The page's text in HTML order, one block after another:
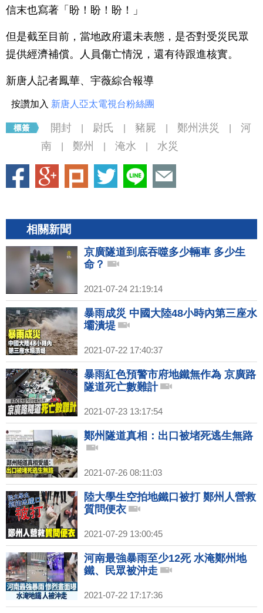
信末也寫著「盼！盼！盼！」
但是截至目前，當地政府還未表態，是否對受災民眾
提供經濟補償。人員傷亡情況，還有待跟進核實。
新唐人記者鳳華、宇薇綜合報導
按讚加入 新唐人亞太電視台粉絲團
開封 尉氏 豬屍 鄭州洪災
河
南
鄭州 淹水 水災
相關新聞
京廣隧道到底吞噬多少輛車 多少生
命？
2021-07-24 21:19:14
暴雨成災 中國大陸48小時內第三座水
壩潰堤
2021-07-22 17:40:37
暴雨紅色預警市府地鐵無作為 京廣路
隧道死亡數難計
2021-07-23 13:17:54
鄭州隧道真相：出口被堵死逃生無路
2021-07-26 08:11:03
陸大學生空拍地鐵口被打 鄭州人營救
質問便衣
2021-07-29 13:00:45
河南最強暴雨至少12死 水淹鄭州地
鐵、民眾被沖走
2021-07-22 17:17:36